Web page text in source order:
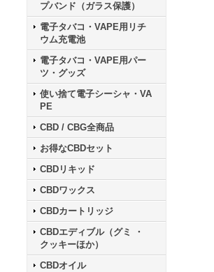
プバンド（ガラス保護）
電子タバコ・VAPE用リチ
ウム充電池
電子タバコ・VAPE用パー
ツ・グッズ
使い捨て電子シーシャ・VA
PE
CBD / CBG全商品
お得なCBDセット
CBDリキッド
CBDワックス
CBDカートリッジ
CBDエディブル（グミ ・
クッキーほか）
CBDオイル